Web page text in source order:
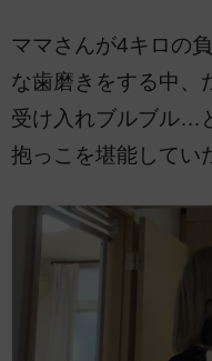
ママさんが4キロの
な歯磨きをする中、
受け入れブルブル…
抱っこを堪能してい